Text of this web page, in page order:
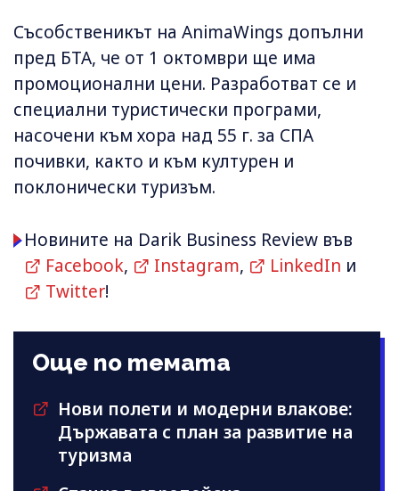
Съсобственикът на AnimaWings допълни
пред БТА, че от 1 октомври ще има
промоционални цени. Разработват се и
специални туристически програми,
насочени към хора над 55 г. за СПА
почивки, както и към културен и
поклонически туризъм.
Новините на Darik Business Review във
Facebook, Instagram, LinkedIn и
Twitter!
Още по темата
Нови полети и модерни влакове:
Държавата с план за развитие на
туризма